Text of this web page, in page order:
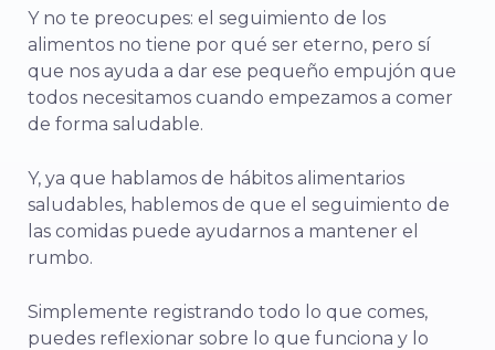
Y no te preocupes: el seguimiento de los
alimentos no tiene por qué ser eterno, pero sí
que nos ayuda a dar ese pequeño empujón que
todos necesitamos cuando empezamos a comer
de forma saludable.
Y, ya que hablamos de hábitos alimentarios
saludables, hablemos de que el seguimiento de
las comidas puede ayudarnos a mantener el
rumbo.
Simplemente registrando todo lo que comes,
puedes reflexionar sobre lo que funciona y lo